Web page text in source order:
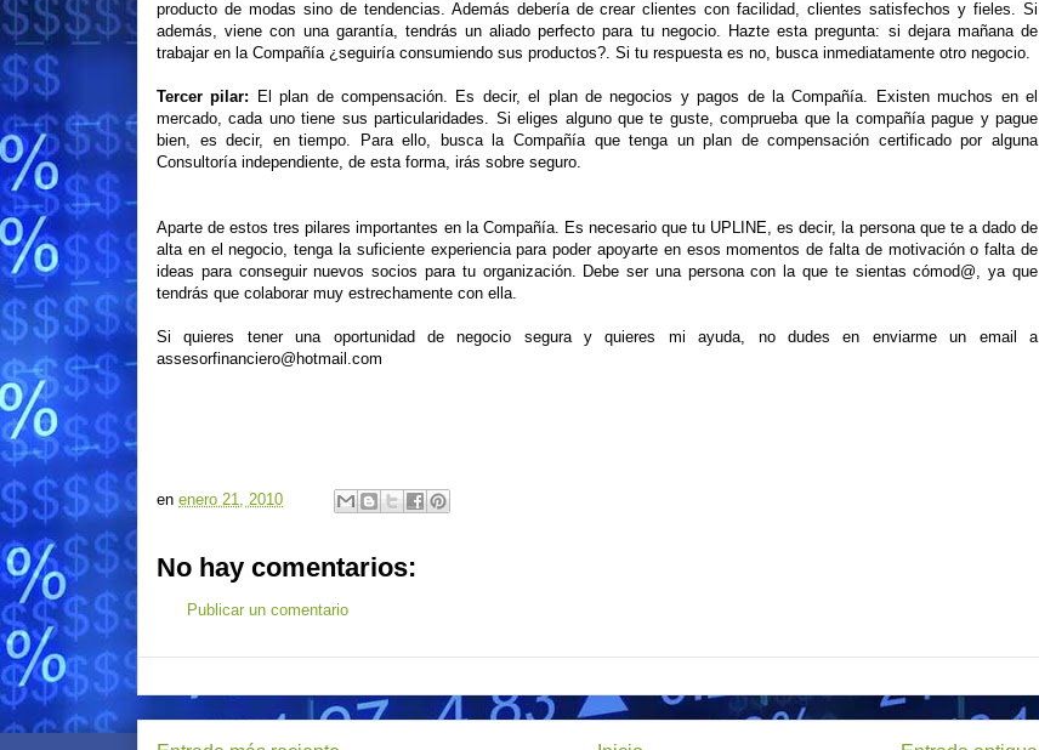
producto de modas sino de tendencias. Además debería de crear clientes con facilidad, clientes satisfechos y fieles. Si
además, viene con una garantía, tendrás un aliado perfecto para tu negocio. Hazte esta pregunta: si dejara mañana de
trabajar en la Compañía ¿seguiría consumiendo sus productos?. Si tu respuesta es no, busca inmediatamente otro negocio.
Tercer pilar: El plan de compensación. Es decir, el plan de negocios y pagos de la Compañía. Existen muchos en el
mercado, cada uno tiene sus particularidades. Si eliges alguno que te guste, comprueba que la compañía pague y pague
bien, es decir, en tiempo. Para ello, busca la Compañía que tenga un plan de compensación certificado por alguna
Consultoría independiente, de esta forma, irás sobre seguro.
Aparte de estos tres pilares importantes en la Compañía. Es necesario que tu UPLINE, es decir, la persona que te a dado de
alta en el negocio, tenga la suficiente experiencia para poder apoyarte en esos momentos de falta de motivación o falta de
ideas para conseguir nuevos socios para tu organización. Debe ser una persona con la que te sientas cómod@, ya que
tendrás que colaborar muy estrechamente con ella.
Si quieres tener una oportunidad de negocio segura y quieres mi ayuda, no dudes en enviarme un email a
assesorfinanciero@hotmail.com
en enero 21, 2010
No hay comentarios:
Publicar un comentario